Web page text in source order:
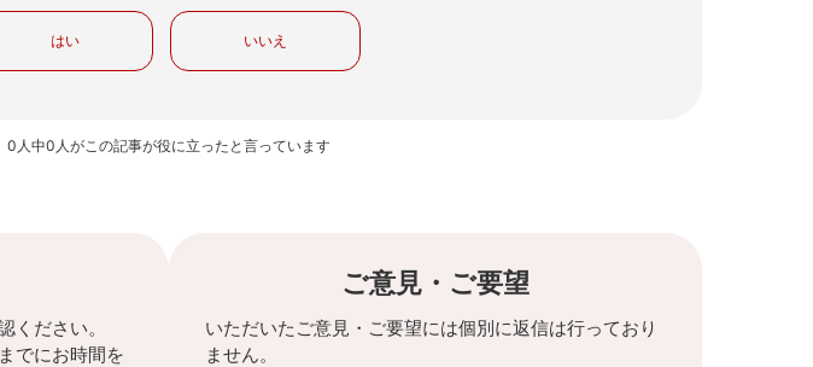
はい いいえ
0人中0人がこの記事が役に立ったと言っています
ください。
でにお時間を
ご意見・ご要望
いただいたご意見・ご要望には個別に返信は行っており
ません。